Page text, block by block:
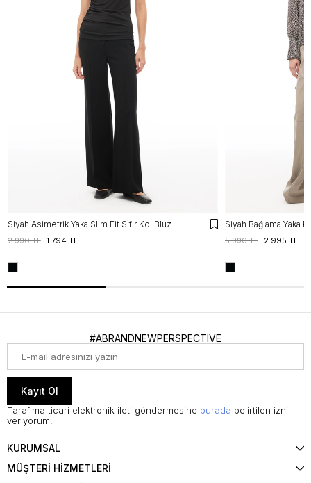
Siyah Asimetrik Yaka Slim Fit Sıfır Kol Bluz
1.794 TL
2.990 TL
Siyah Bağlama Yaka
2.995 TL
5.990 TL
#ABRANDNEWPERSPECTIVE
Kayıt Ol
Tarafıma ticari elektronik ileti göndermesine burada belirtilen izni
veriyorum.
KURUMSAL
MÜŞTERİ HİZMETLERİ